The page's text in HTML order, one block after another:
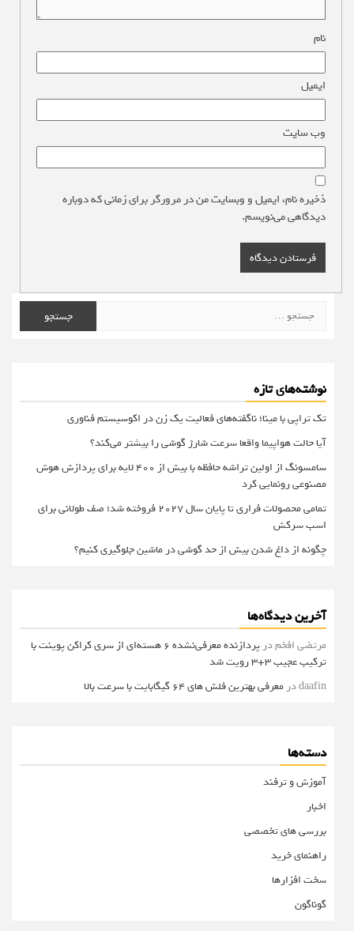
نام
ایمیل
وب‌ سایت
ذخیره نام، ایمیل و وبسایت من در مرورگر برای زمانی که دوباره
دیدگاهی می‌نویسم.
برای:
نوشته‌های تازه
تک تراپی با مینا؛ ناگفته‌های فعالیت یک زن در اکوسیستم فناوری
آیا حالت هواپیما واقعا سرعت شارژ گوشی را بیشتر می‌کند؟
سامسونگ از اولین تراشه حافظه با بیش از ۴۰۰ لایه برای پردازش هوش
مصنوعی رونمایی کرد
تمامی محصولات فراری تا پایان سال ۲۰۲۷ فروخته شد؛ صف طولانی برای
اسب سرکش
چگونه از داغ شدن بیش از حد گوشی در ماشین جلوگیری کنیم؟
آخرین دیدگاه‌ها
مرتضی افخمدر
پردازنده معرفی‌نشده 6 هسته‌ای از سری کراکن پوینت با
ترکیب عجیب 3+3 رویت شد
daafinدرمعرفی بهترین فلش های 64 گیگابایت با سرعت بالا
دسته‌ها
آموزش و ترفند
اخبار
بررسی های تخصصی
راهنمای خرید
سخت افزارها
گوناگون